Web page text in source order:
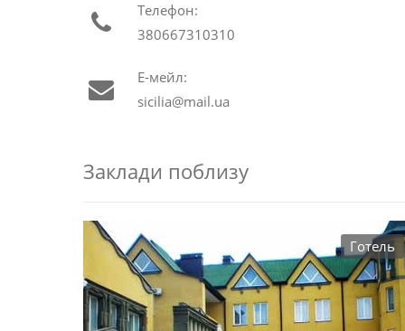
Телефон:
380667310310
Е-мейл:
sicilia@mail.ua
Заклади поблизу
Готель